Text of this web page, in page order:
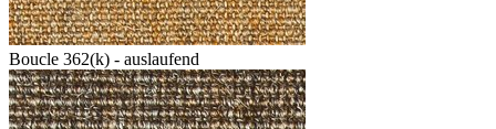
Boucle 362(k) - auslaufend